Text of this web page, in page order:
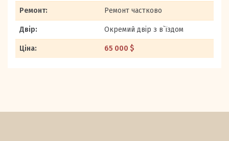
Ремонт: Ремонт частково
Двір: Окремий двір з в`їздом
Ціна: 65 000 $